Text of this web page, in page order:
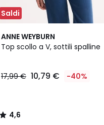
Saldi
ANNE WEYBURN
Top scollo a V, sottili spalline
17,99 € 10,79 € -40%
4,6
/ 5
2
Colori
4,6
/